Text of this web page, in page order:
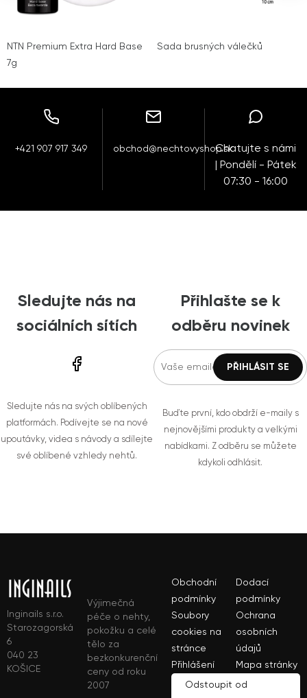
NTN Premium Extra Hard Base
7g
Sada brusných válečků
+421 907 917 349 obchod@nechtovyshop.skChatujte s námi
| Pondělí - Pátek
07:30 - 16:00
Sledujte nás na
sociálních sítích
Sledujte nás na svých oblíbených
platformách. Podívejte se na nové
upoutávky, videa s návody a sdílejte
své oblíbené vzhledy nehtů.
Přihlašte se k
odběru novinek
Buďte první, kdo obdrží e-maily s
nejnovějšími produkty a velkými
nabídkami. Z odběru se můžete
kdykoli odhlásit.
Inginails s.r.o.
Starozagorská
6
040 23
KOŠICE
Výjimečná
péče o nehty,
pokožku a celé
tělo za
bezkonkurenční
ceny od roku
2007
Obchodní
podmínky
Dodací
podmínky
Soubory
cookies na
stránce
Ochrana
osobních
údajů
Přihlášení
Mapa stránky
Odstoupit od